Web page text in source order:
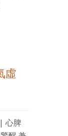
虛
心脾